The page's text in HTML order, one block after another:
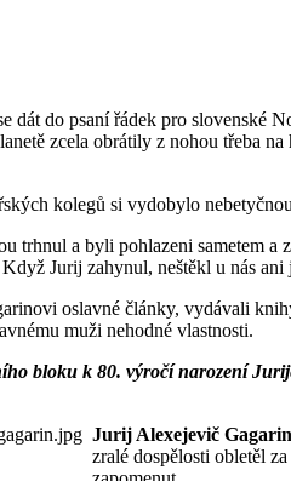
dát do psaní řádek pro
zcela obrátily z nohou třeba
kolegů si vydobylo
trhnul a byli pohlazeni sametem
Jurij zahynul, neštěkl u nás ani
oslavné články, vydávali
muži nehodné vlastnosti.
bloku k 80. výročí narození
Jurij Alexejevič Gagarin
zralé dospělosti obletěl